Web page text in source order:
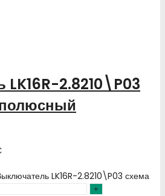
LK16R-2.8210\P03
LK16R-2.8210\P03 схема